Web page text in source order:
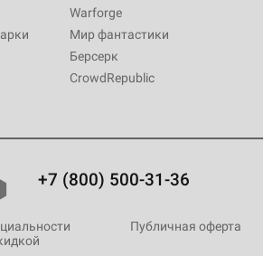
Warforge
Мир фантастики
Берсерк
CrowdRepublic
+7 (800) 500-31-36
Публичная оферта